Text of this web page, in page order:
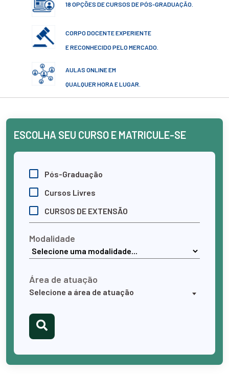
18 OPÇÕES DE CURSOS DE PÓS-GRADUAÇÃO.
CORPO DOCENTE EXPERIENTE
E RECONHECIDO PELO MERCADO.
AULAS ONLINE EM
QUALQUER HORA E LUGAR.
ESCOLHA SEU CURSO E MATRICULE-SE
Pós-Graduação
Cursos Livres
CURSOS DE EXTENSÃO
Modalidade
Área de atuação